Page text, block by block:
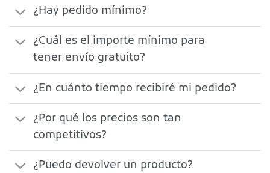
¿Hay pedido mínimo?
¿Cuál es el importe mínimo para
tener envío gratuito?
¿En cuánto tiempo recibiré mi pedido?
¿Por qué los precios son tan
competitivos?
¿Puedo devolver un producto?